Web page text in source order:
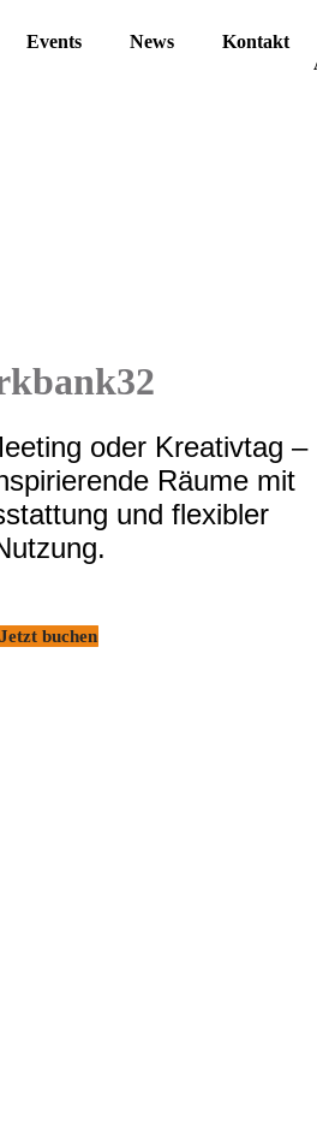
Events News
Kontakt
oder Kreativtag –
Räume mit
und flexibler
Jetzt buchen